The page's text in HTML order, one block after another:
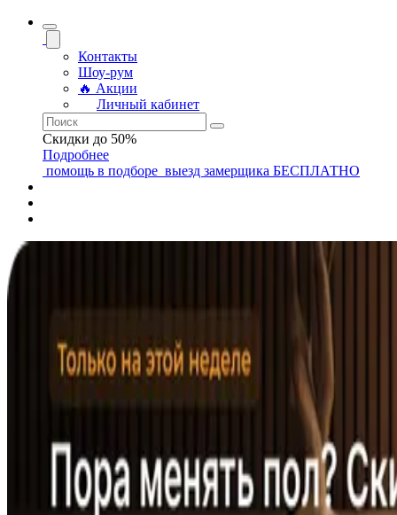
Контакты
Шоу-рум
🔥 Акции
Личный кабинет
Скидки до 50%
Подробнее
помощь в подборе выезд замерщика БЕСПЛАТНО